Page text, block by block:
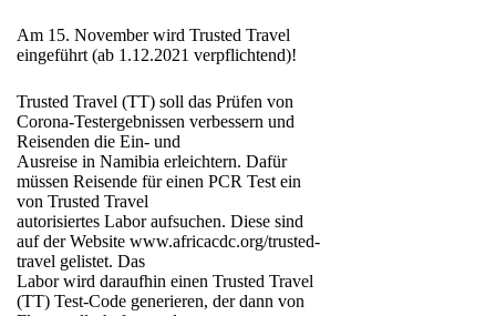
Am 15. November wird Trusted Travel
eingeführt (ab 1.12.2021 verpflichtend)!
Trusted Travel (TT) soll das Prüfen von
Corona-Testergebnissen verbessern und
Reisenden die Ein- und
Ausreise in Namibia erleichtern. Dafür
müssen Reisende für einen PCR Test ein
von Trusted Travel
autorisiertes Labor aufsuchen. Diese sind
auf der Website www.africacdc.org/trusted-
travel gelistet. Das
Labor wird daraufhin einen Trusted Travel
(TT) Test-Code generieren, der dann von